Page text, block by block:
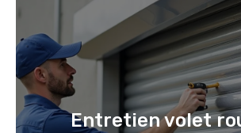
Entretien volet